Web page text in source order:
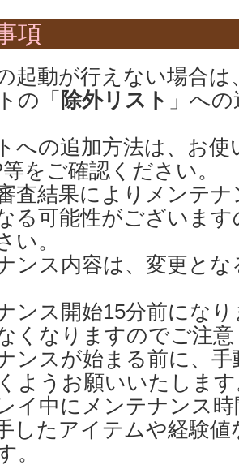
項
起動が行えない場合は
の「 除外リスト 」へ
への追加方法は、お
をご確認ください。
査結果によりメンテナ
る可能性がございま
い。
ンス内容は、変更とな
ンス開始15分前にな
くなりますのでご注
ンスが始まる前に、手
ようお願いいたしま
イ中にメンテナンス
したアイテムや経験
。